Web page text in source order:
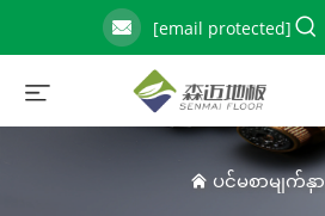
[email protected]
ပင်မစာမျက်နှာ